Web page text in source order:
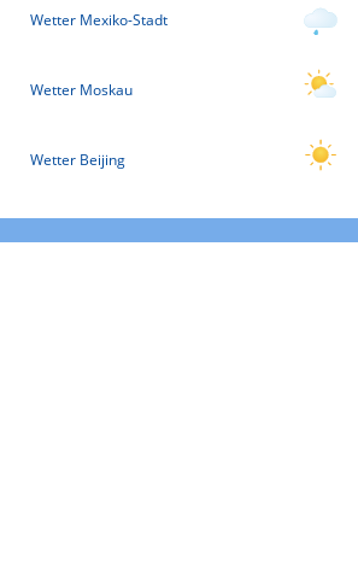
Wetter Mexiko-Stadt
Wetter Moskau
Wetter Beijing